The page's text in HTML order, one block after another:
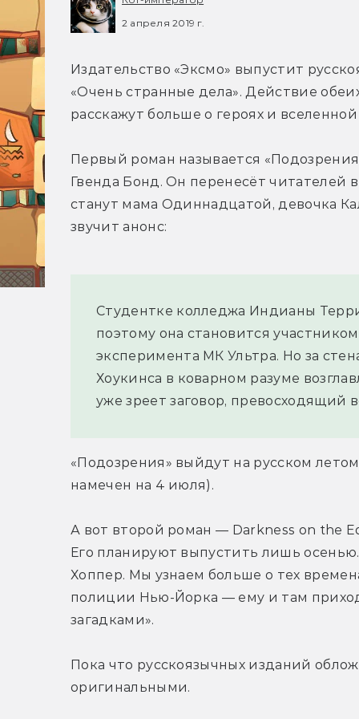
2 апреля 2019 г.
Издательство «Эксмо» выпустит
«Очень странные дела». Действие
расскажут больше о героях и
Первый роман называется
Гвенда Бонд. Он перенесёт читателей
станут мама Одиннадцатой, девочка
звучит анонс:
Студентке колледжа Индианы
поэтому она становится
эксперимента МК Ультра. Но за
Хоукинса в коварном разуме
уже зреет заговор, превосходящий
«Подозрения» выйдут на русском
намечен на 4 июля).
А вот второй роман — Darkness on the
Его планируют выпустить лишь
Хоппер. Мы узнаем больше о тех
полиции Нью-Йорка — ему и там
загадками».
Пока что русскоязычных изданий
оригинальными.